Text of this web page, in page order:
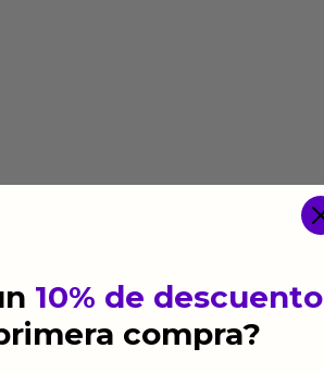
10% de descuento
compra?